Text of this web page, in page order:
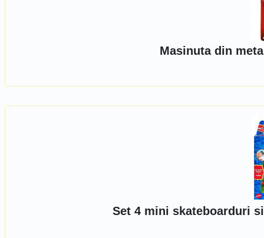
Masinuta din
Set 4 mini skateboarduri